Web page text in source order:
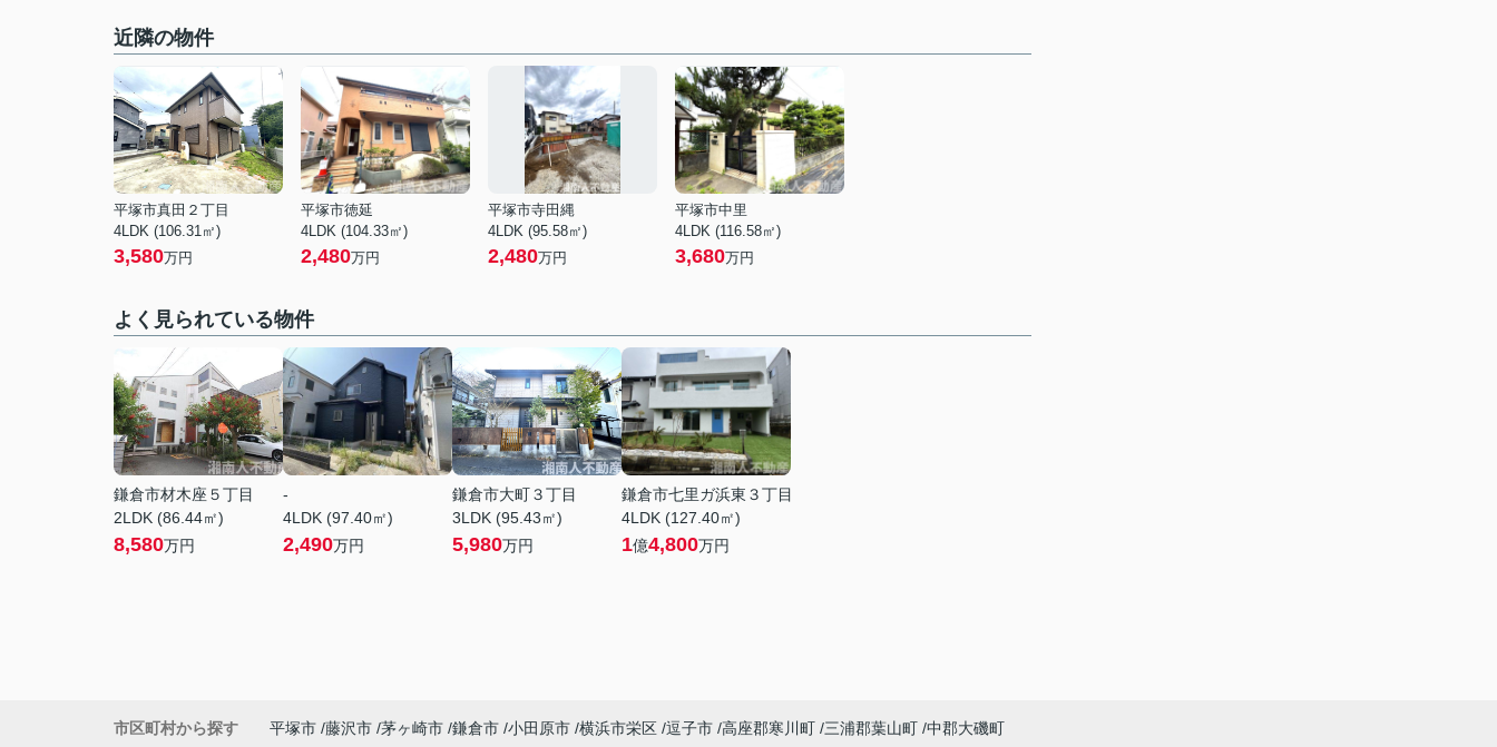
近隣の物件
平塚市真田２丁目
4LDK (106.31㎡)
3,580万円
平塚市徳延
4LDK (104.33㎡)
2,480万円
平塚市寺田縄
4LDK (95.58㎡)
2,480万円
平塚市中里
4LDK (116.58㎡)
3,680万円
よく見られている物件
鎌倉市材木座５丁目
2LDK (86.44㎡)
8,580万円
-
4LDK (97.40㎡)
2,490万円
鎌倉市大町３丁目
3LDK (95.43㎡)
5,980万円
鎌倉市七里ガ浜東３丁目
4LDK (127.40㎡)
1億4,800万円
市区町村から探す 平塚市 藤沢市 茅ヶ崎市 鎌倉市 小田原市 横浜市栄区 逗子市 高座郡寒川町 三浦郡葉山町 中郡大磯町